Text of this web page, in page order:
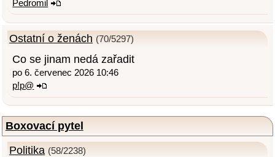
Pedromil
Ostatní o ženách (70/5297)
Co se jinam nedá zařadit
po 6. červenec 2026 10:46
p!p@
Boxovací pytel
Politika (58/2238)